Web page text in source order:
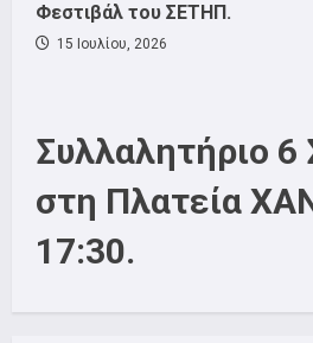
Φεστιβάλ του ΣΕΤΗΠ.
15 Ιουλίου, 2026
Συλλαλητήριο
στη Πλατεία
17:30.